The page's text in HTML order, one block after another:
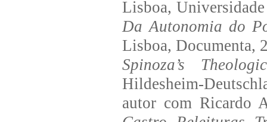
Lisboa,
Da Autonomia do
Lisboa, Documenta,
Spinoza’s
Hildesheim-
autor com Ricardo